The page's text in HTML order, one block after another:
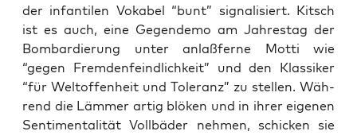
der infan­ti­len Voka­bel “bunt” signa­li­siert. Kitsch
ist es auch, eine Gegen­de­mo am Jah­res­tag der
Bom­bar­die­rung unter anlaß­fer­ne Mot­ti wie
“gegen Frem­den­feind­lich­keit” und den Klas­si­ker
“für Welt­of­fen­heit und Tole­ranz” zu stel­len. Wäh­
rend die Läm­mer artig blö­ken und in ihrer eige­nen
Sen­ti­men­ta­li­tät Voll­bä­der neh­men, schi­cken sie